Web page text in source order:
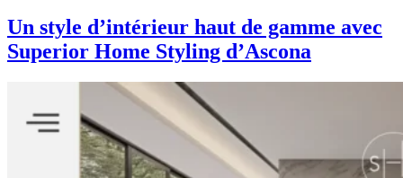
Un style d’intérieur haut de gamme avec
Superior Home Styling d’Ascona